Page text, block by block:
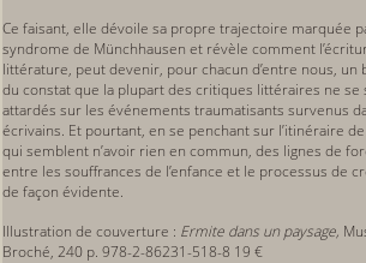
Ce faisant, elle dévoile sa propre trajectoire marquée
syndrome de Münchhausen et révèle comment
littérature, peut devenir, pour chacun d’entre nous, un
du constat que la plupart des critiques littéraires ne se
attardés sur les événements traumatisants survenus
écrivains. Et pourtant, en se penchant sur l’itinéraire
qui semblent n’avoir rien en commun, des lignes de
entre les souffrances de l’enfance et le processus de
de façon évidente.
Illustration de couverture : Ermite dans un paysage,
Broché, 240 p. 978-2-86231-518-8 19 €